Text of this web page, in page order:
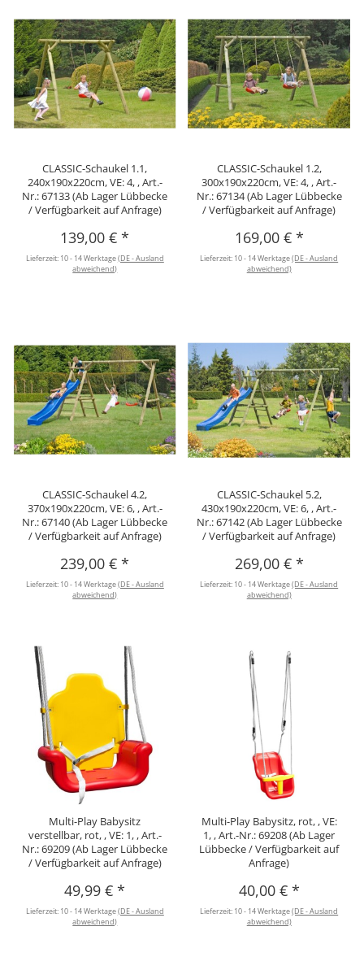
CLASSIC-Schaukel 1.1,
240x190x220cm, VE: 4, , Art.-
Nr.: 67133 (Ab Lager Lübbecke
/ Verfügbarkeit auf Anfrage)
139,00 €*
Lieferzeit: 10 - 14 Werktage(DE - Ausland
abweichend)
CLASSIC-Schaukel 1.2,
300x190x220cm, VE: 4, , Art.-
Nr.: 67134 (Ab Lager Lübbecke
/ Verfügbarkeit auf Anfrage)
169,00 € *
Lieferzeit: 10 - 14 Werktage(DE - Ausland
abweichend)
CLASSIC-Schaukel 4.2,
370x190x220cm, VE: 6, , Art.-
Nr.: 67140 (Ab Lager Lübbecke
/ Verfügbarkeit auf Anfrage)
239,00 €*
Lieferzeit: 10 - 14 Werktage(DE - Ausland
abweichend)
CLASSIC-Schaukel 5.2,
430x190x220cm, VE: 6, , Art.-
Nr.: 67142 (Ab Lager Lübbecke
/ Verfügbarkeit auf Anfrage)
269,00 € *
Lieferzeit: 10 - 14 Werktage(DE - Ausland
abweichend)
Multi-Play Babysitz
verstellbar, rot, , VE: 1, , Art.-
Nr.: 69209 (Ab Lager Lübbecke
/ Verfügbarkeit auf Anfrage)
49,99 €*
Lieferzeit: 10 - 14 Werktage(DE - Ausland
abweichend)
Multi-Play Babysitz, rot, , VE:
1, , Art.-Nr.: 69208 (Ab Lager
Lübbecke / Verfügbarkeit auf
Anfrage)
40,00 € *
Lieferzeit: 10 - 14 Werktage(DE - Ausland
abweichend)